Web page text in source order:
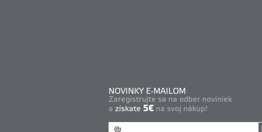
NOVINKY E-MAILOM
Zaregistrujte sa na odber noviniek
a získate 5€ na svoj nákup!